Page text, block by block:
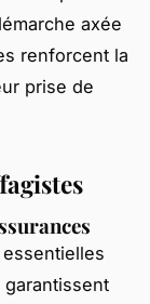
axée
renforcent la
prise de